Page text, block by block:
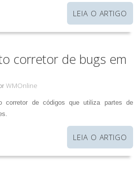
LEIA O ARTIGO
corretor de bugs em
WMOnline
corretor de códigos que utiliza partes de
LEIA O ARTIGO